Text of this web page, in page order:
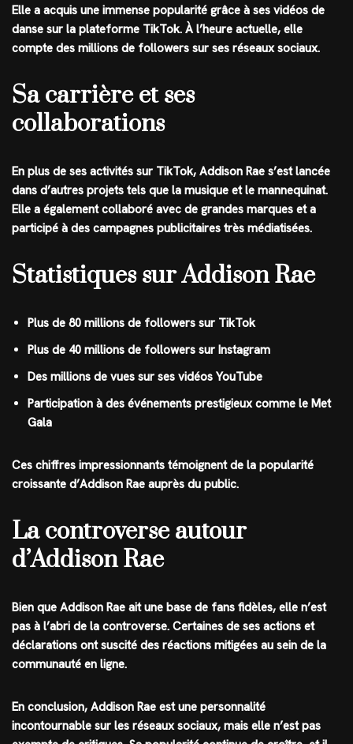
Elle a acquis une immense popularité grâce à ses vidéos de
danse sur la plateforme TikTok. À l’heure actuelle, elle
compte des millions de followers sur ses réseaux sociaux.
Sa carrière et ses
collaborations
En plus de ses activités sur TikTok, Addison Rae s’est lancée
dans d’autres projets tels que la musique et le mannequinat.
Elle a également collaboré avec de grandes marques et a
participé à des campagnes publicitaires très médiatisées.
Statistiques sur Addison Rae
Plus de 80 millions de followers sur TikTok
Plus de 40 millions de followers sur Instagram
Des millions de vues sur ses vidéos YouTube
Participation à des événements prestigieux comme le Met
Gala
Ces chiffres impressionnants témoignent de la popularité
croissante d’Addison Rae auprès du public.
La controverse autour
d’Addison Rae
Bien que Addison Rae ait une base de fans fidèles, elle n’est
pas à l’abri de la controverse. Certaines de ses actions et
déclarations ont suscité des réactions mitigées au sein de la
communauté en ligne.
En conclusion, Addison Rae est une personnalité
incontournable sur les réseaux sociaux, mais elle n’est pas